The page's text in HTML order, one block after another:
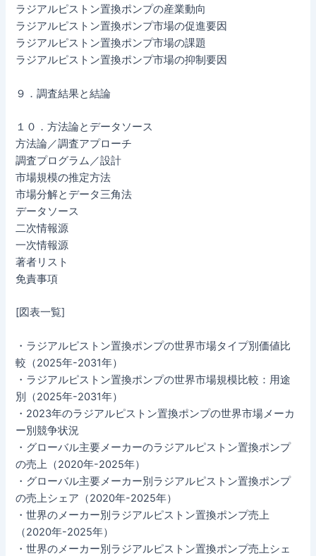
ラジアルピストン置換ポンプの産業動向
ラジアルピストン置換ポンプ市場の促進要因
ラジアルピストン置換ポンプ市場の課題
ラジアルピストン置換ポンプ市場の抑制要因
９．調査結果と結論
１０．方法論とデータソース
方法論／調査アプローチ
調査プログラム／設計
市場規模の推定方法
市場分解とデータ三角法
データソース
二次情報源
一次情報源
著者リスト
免責事項
[図表一覧]
・ラジアルピストン置換ポンプの世界市場タイプ別価値比
較（2025年-2031年）
・ラジアルピストン置換ポンプの世界市場規模比較：用途
別（2025年-2031年）
・2023年のラジアルピストン置換ポンプの世界市場メーカ
ー別競争状況
・グローバル主要メーカーのラジアルピストン置換ポンプ
の売上（2020年-2025年）
・グローバル主要メーカー別ラジアルピストン置換ポンプ
の売上シェア（2020年-2025年）
・世界のメーカー別ラジアルピストン置換ポンプ売上
（2020年-2025年）
・世界のメーカー別ラジアルピストン置換ポンプ売上シェ